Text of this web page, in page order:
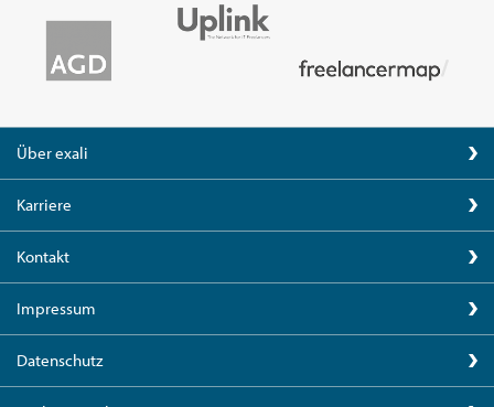
Über exali
Karriere
Kontakt
Impressum
Datenschutz